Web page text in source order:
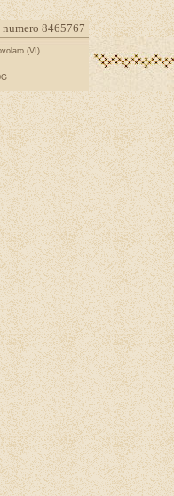
8465767
(VI)